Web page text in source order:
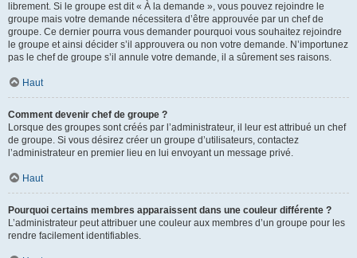
librement. Si le groupe est dit « À la demande », vous pouvez rejoindre le
groupe mais votre demande nécessitera d’être approuvée par un chef de
groupe. Ce dernier pourra vous demander pourquoi vous souhaitez rejoindre
le groupe et ainsi décider s’il approuvera ou non votre demande. N’importunez
pas le chef de groupe s’il annule votre demande, il a sûrement ses raisons.
Haut
Comment devenir chef de groupe ?
Lorsque des groupes sont créés par l’administrateur, il leur est attribué un chef
de groupe. Si vous désirez créer un groupe d’utilisateurs, contactez
l’administrateur en premier lieu en lui envoyant un message privé.
Haut
Pourquoi certains membres apparaissent dans une couleur différente ?
L’administrateur peut attribuer une couleur aux membres d’un groupe pour les
rendre facilement identifiables.